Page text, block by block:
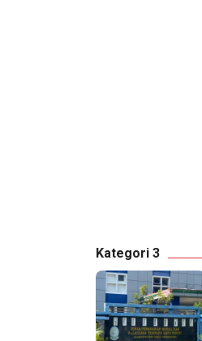
Kategori 3